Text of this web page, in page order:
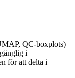
QC-boxplots)
i
för att delta i